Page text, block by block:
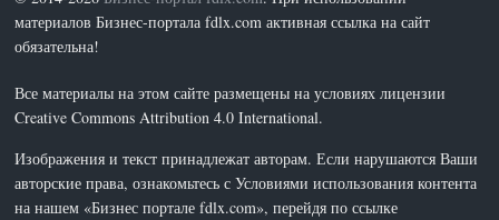
материалов Бизнес-портала fdlx.com активная ссылка на сайт
обязательна!
Все материалы на этом сайте размещены на условиях лицензии
Creative Commons Attribution 4.0 International.
Изображения и текст принадлежат авторам. Если нарушаются Ваши
авторские права, ознакомьтесь с Условиями использования контента
на нашем «Бизнес портале fdlx.com», перейдя по ссылке